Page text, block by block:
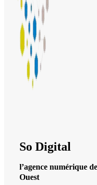
So Digital
l’agence numérique
Ouest